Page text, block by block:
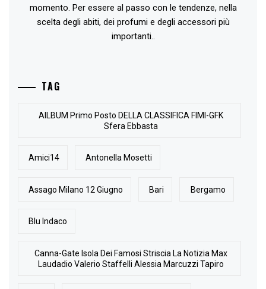
momento. Per essere al passo con le tendenze, nella
scelta degli abiti, dei profumi e degli accessori più
importanti..
TAG
AlLBUM Primo Posto DELLA CLASSIFICA FIMI-GFK
Sfera Ebbasta
Amici14 Antonella Mosetti
Assago Milano 12 Giugno Bari Bergamo
Blu Indaco
Canna-Gate Isola Dei Famosi Striscia La Notizia Max
Laudadio Valerio Staffelli Alessia Marcuzzi Tapiro